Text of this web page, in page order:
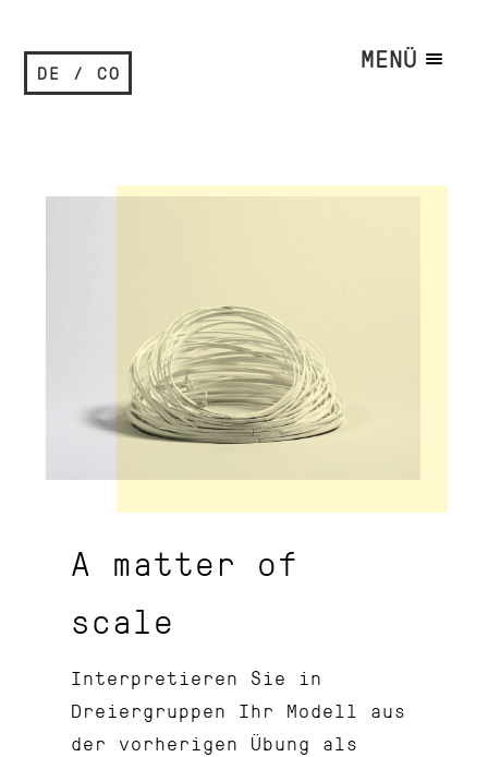
DE / CO MENÜ
A matter of
scale
Interpretieren Sie in
Dreiergruppen Ihr Modell aus
der vorherigen Übung als